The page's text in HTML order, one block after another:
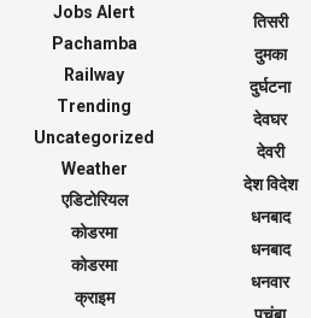
Jobs Alert
Pachamba
Railway
Trending
Uncategorized
Weather
एडिटोरियल
कोडरमा
कोडरमा
क्राइम
तिसरी
दुमका
दुर्घटना
देवघर
देवरी
देश विदेश
धनबाद
धनबाद
धनवार